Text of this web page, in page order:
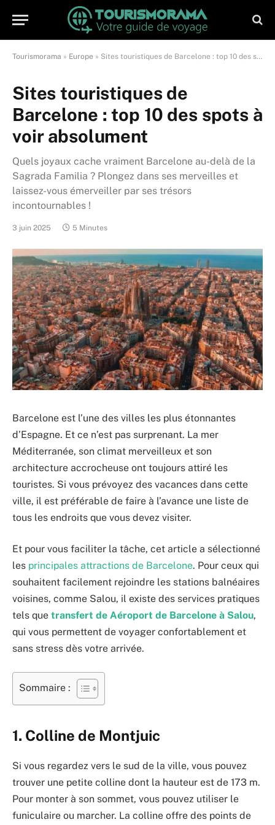
Tourismorama » Europe » Sites touristiques de Barcelone : top 10 des spots à voir absolument
Sites touristiques de
Barcelone : top 10 des spots à
voir absolument
Quels joyaux cache vraiment Barcelone au-delà de la
Sagrada Familia ? Plongez dans ses merveilles et
laissez-vous émerveiller par ses trésors
incontournables !
3 juin 2025 5 Minutes
Barcelone est l’une des villes les plus étonnantes
d’Espagne. Et ce n’est pas surprenant. La mer
Méditerranée, son climat merveilleux et son
architecture accrocheuse ont toujours attiré les
touristes. Si vous prévoyez des vacances dans cette
ville, il est préférable de faire à l’avance une liste de
tous les endroits que vous devez visiter.
Et pour vous faciliter la tâche, cet article a sélectionné
les principales attractions de Barcelone. Pour ceux qui
souhaitent facilement rejoindre les stations balnéaires
voisines, comme Salou, il existe des services pratiques
tels que transfert de Aéroport de Barcelone à Salou,
qui vous permettent de voyager confortablement et
sans stress dès votre arrivée.
Sommaire :
1. Colline de Montjuic
Si vous regardez vers le sud de la ville, vous pouvez
trouver une petite colline dont la hauteur est de 173 m.
Pour monter à son sommet, vous pouvez utiliser le
funiculaire ou marcher. La colline offre des points de